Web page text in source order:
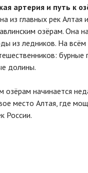
артерия и путь к
из главных рек Алтая
озёрам. Она
из ледников. На
бурные
долины.
озёрам начинается
место Алтая, где
России.